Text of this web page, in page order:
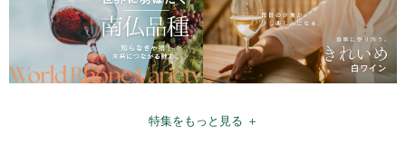
特集をもっと見る ＋